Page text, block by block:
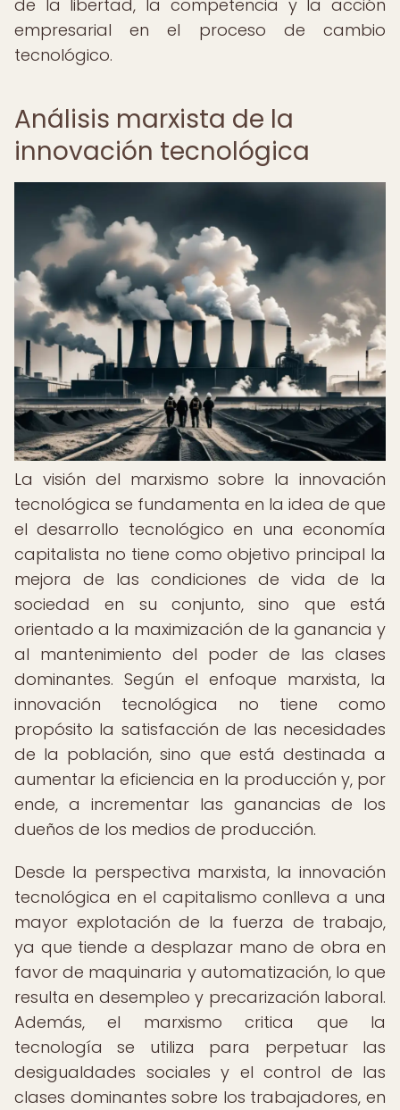
de la libertad, la competencia y la acción
empresarial en el proceso de cambio
tecnológico.
Análisis marxista de la
innovación tecnológica
La visión del marxismo sobre la innovación
tecnológica se fundamenta en la idea de que
el desarrollo tecnológico en una economía
capitalista no tiene como objetivo principal la
mejora de las condiciones de vida de la
sociedad en su conjunto, sino que está
orientado a la maximización de la ganancia y
al mantenimiento del poder de las clases
dominantes. Según el enfoque marxista, la
innovación tecnológica no tiene como
propósito la satisfacción de las necesidades
de la población, sino que está destinada a
aumentar la eficiencia en la producción y, por
ende, a incrementar las ganancias de los
dueños de los medios de producción.
Desde la perspectiva marxista, la innovación
tecnológica en el capitalismo conlleva a una
mayor explotación de la fuerza de trabajo,
ya que tiende a desplazar mano de obra en
favor de maquinaria y automatización, lo que
resulta en desempleo y precarización laboral.
Además, el marxismo critica que la
tecnología se utiliza para perpetuar las
desigualdades sociales y el control de las
clases dominantes sobre los trabajadores, en